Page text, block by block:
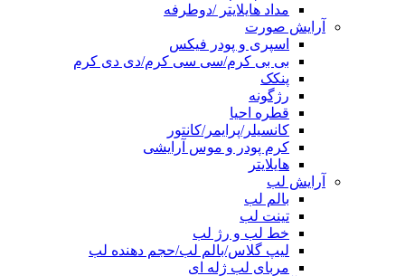
مداد هایلایتر /دوطرفه
آرایش صورت
اسپری و پودر فیکس
بی بی کرم/سی سی کرم/دی دی کرم
پنکک
رژگونه
قطره احیا
کانسیلر/پرایمر/کانتور
کرم پودر و موس آرایشی
هایلایتر
آرایش لب
بالم لب
تینت لب
خط لب و رژ لب
لیپ گلاس/بالم لب/حجم دهنده لب
مربای لب ژله ای